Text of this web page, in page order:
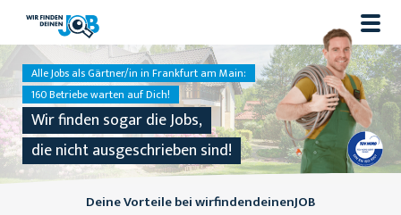
Alle Jobs als Gärtner/in in Frankfurt am Main:
160 Betriebe warten auf Dich!
Wir finden sogar die Jobs,
die nicht ausgeschrieben sind!
Deine Vorteile bei wirfindendeinenJOB